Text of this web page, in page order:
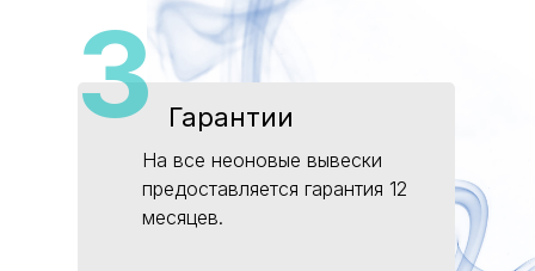
На все неоновые вывески
предоставляется гарантия 12
месяцев.
Гарантии
3